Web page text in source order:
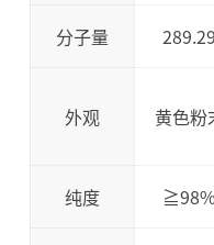
分子量 289.29
外观 黄色粉
纯度 ≧98%